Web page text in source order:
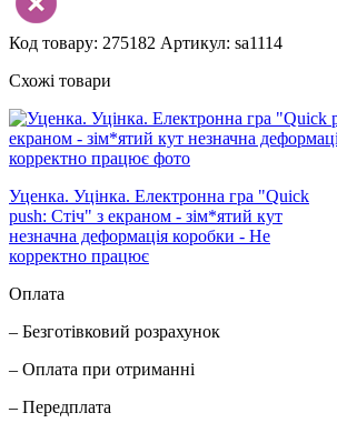
Код товару: 275182 Артикул: sa1114
Схожі товари
Уценка. Уцінка. Електронна гра "Quick
push: Стіч" з екраном - зім*ятий кут
незначна деформація коробки - Не
корректно працює
Оплата
– Безготівковий розрахунок
– Оплата при отриманні
– Передплата